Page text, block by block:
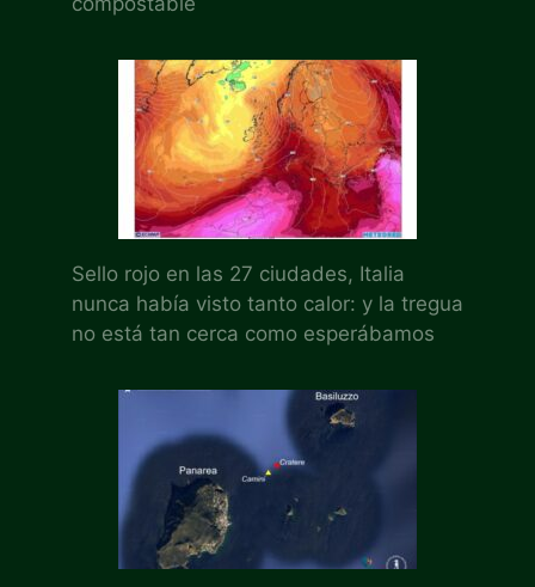
Sello rojo en las 27 ciudades, Italia
nunca había visto tanto calor: y la tregua
no está tan cerca como esperábamos